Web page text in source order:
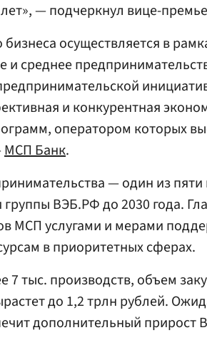
— подчеркнул вице-
осуществляется в
и среднее
и конкурентная
оператором которых
МСП Банк.
— один из
ВЭБ.РФ до 2030 года.
МСП услугами и мерами
в приоритетных сферах.
тыс. производств, объем
до 1,2 трлн рублей.
дополнительный прирост